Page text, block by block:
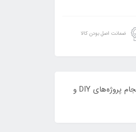
ضمانت اصل بودن کالا
​​​​با ست چهار قلوی میلواکی مدل XR، به ابزارهای حرفه‌ای و قدرتمند دسترسی داشته باشید! این مجموعه با طراحی ارگونومیک و کیفیت ساخت بی‌نظیر، برای انجام پروژه‌های DIY و